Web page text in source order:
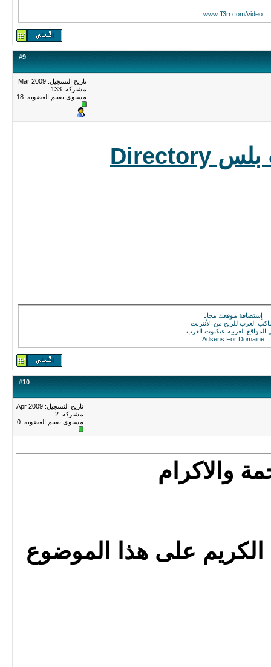
www.ff3rr.com/video
#9
تاريخ التسجيل: Mar 2009
مشاركة: 133
مستوى تقييم العضوية: 18
دليل مواقع المغرب بلس Directory
إستضافة موقعك مجانا
العرب للربح من الأنترنت
المواقع العربية عنكبوت العرب
Adsens For Domaine
#10
تاريخ التسجيل: Apr 2009
مشاركة: 2
مستوى تقييم العضوية: 0
والاكرام
على هذا الموضوع